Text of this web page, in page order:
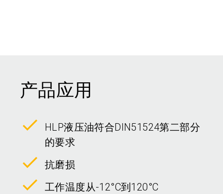
产品应用
HLP液压油符合DIN51524第二部分
的要求
抗磨损
工作温度从-12°C到120°C